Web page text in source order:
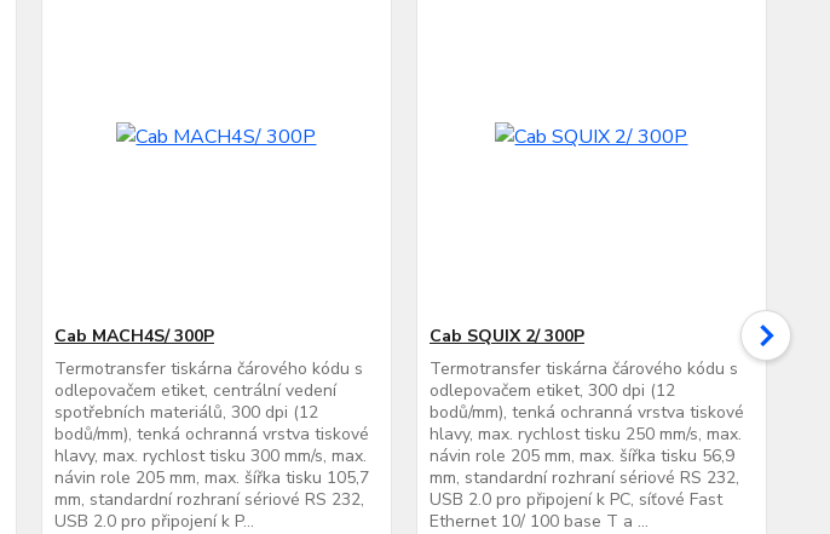
Cab MACH4S/ 300P
Termotransfer tiskárna čárového kódu s
odlepovačem etiket, centrální vedení
spotřebních materiálů, 300 dpi (12
bodů/mm), tenká ochranná vrstva tiskové
hlavy, max. rychlost tisku 300 mm/s, max.
návin role 205 mm, max. šířka tisku 105,7
mm, standardní rozhraní sériové RS 232,
USB 2.0 pro připojení k P...
Cab SQUIX 2/ 300P
Termotransfer tiskárna čárového kódu s
odlepovačem etiket, 300 dpi (12
bodů/mm), tenká ochranná vrstva tiskové
hlavy, max. rychlost tisku 250 mm/s, max.
návin role 205 mm, max. šířka tisku 56,9
mm, standardní rozhraní sériové RS 232,
USB 2.0 pro připojení k PC, síťové Fast
Ethernet 10/ 100 base T a ...